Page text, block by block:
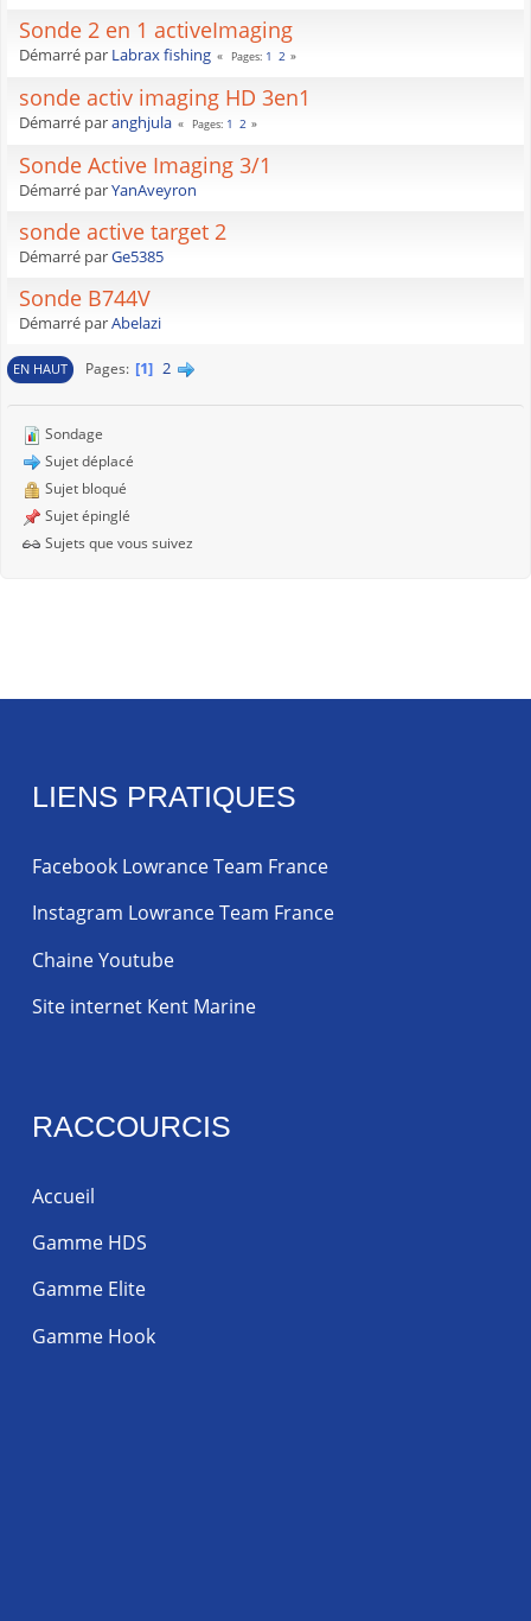
Sonde 2 en 1 activeImaging
Démarré par Labrax fishing Pages 1 2
sonde activ imaging HD 3en1
Démarré paranghjula Pages 1 2
Sonde Active Imaging 3/1
Démarré parYanAveyron
sonde active target 2
Démarré parGe5385
Sonde B744V
Démarré parAbelazi
EN HAUT Pages 1 2
Sondage
Sujet déplacé
Sujet bloqué
Sujet épinglé
Sujets que vous suivez
LIENS PRATIQUES
Facebook Lowrance Team France
Instagram Lowrance Team France
Chaine Youtube
Site internet Kent Marine
RACCOURCIS
Accueil
Gamme HDS
Gamme Elite
Gamme Hook